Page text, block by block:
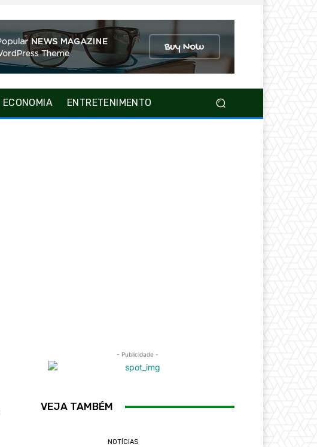
ECONOMIA ENTRETENIMENTO
- Publicidade -
VEJA TAMBÉM
NOTÍCIAS